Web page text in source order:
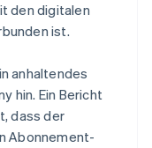
den digitalen
ist.
anhaltendes
hin. Ein Bericht
dass der
Abonnement-